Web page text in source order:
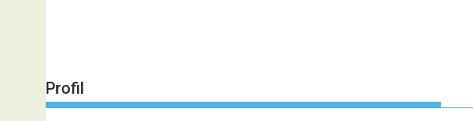
Profil